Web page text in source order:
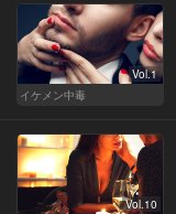
Vol.1
イケメン中毒
Vol.10